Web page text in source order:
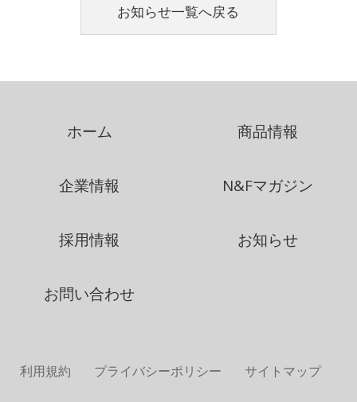
お知らせ一覧へ戻る
ホーム 商品情報
企業情報 N&Fマガジン
採用情報 お知らせ
お問い合わせ
利用規約 プライバシーポリシー サイトマップ